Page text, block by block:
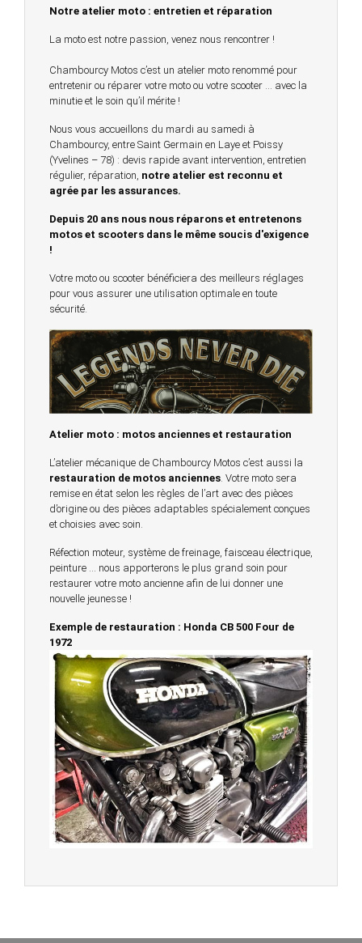
Notre atelier moto : entretien et réparation
La moto est notre passion, venez nous rencontrer !
Chambourcy Motos c’est un atelier moto renommé pour
entretenir ou réparer votre moto ou votre scooter … avec la
minutie et le soin qu’il mérite !
Nous vous accueillons du mardi au samedi à
Chambourcy, entre Saint Germain en Laye et Poissy
(Yvelines – 78) : devis rapide avant intervention, entretien
régulier, réparation, notre atelier est reconnu et
agrée par les assurances.
Depuis 20 ans nous nous réparons et entretenons
motos et scooters dans le même soucis d'exigence
!
Votre moto ou scooter bénéficiera des meilleurs réglages
pour vous assurer une utilisation optimale en toute
sécurité.
Atelier moto : motos anciennes et restauration
L’atelier mécanique de Chambourcy Motos c’est aussi la
restauration de motos anciennes. Votre moto sera
remise en état selon les règles de l’art avec des pièces
d’origine ou des pièces adaptables spécialement conçues
et choisies avec soin.
Réfection moteur, système de freinage, faisceau électrique,
peinture … nous apporterons le plus grand soin pour
restaurer votre moto ancienne afin de lui donner une
nouvelle jeunesse !
Exemple de restauration : Honda CB 500 Four de
1972
© 2023 -Chambourcy Motos 78 - 7bis chemin de la
Forêt - 78240 - Chambourcy -
Garage Motos et Scooters depuis 20 ans à votre
service entre Saint Germain en Laye et Poissy
Achat de motos et scooters - Dépôt vente - Réparation
- Concessionnaire Voge - Concessionnaire